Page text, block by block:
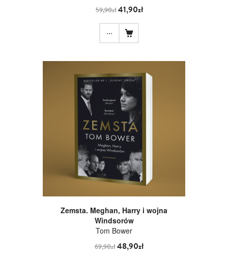
59,90zł41,90zł
...
Zemsta. Meghan, Harry i wojna
Windsorów
Tom Bower
69,90zł48,90zł